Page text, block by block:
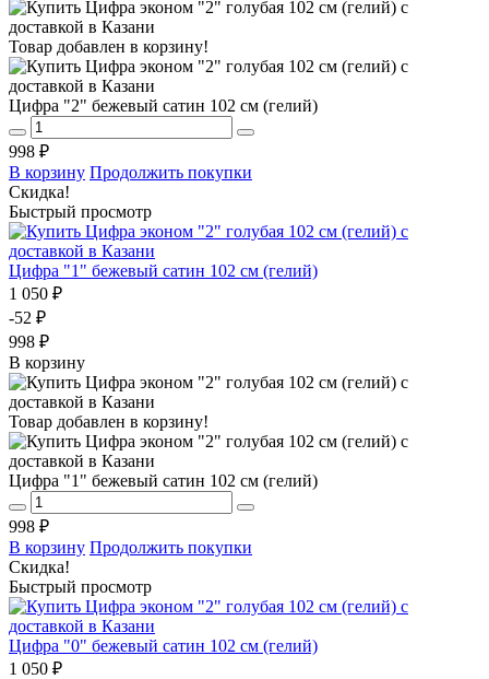
Товар добавлен в корзину!
Цифра "2" бежевый сатин 102 см (гелий)
998 ₽
В корзину Продолжить покупки
Скидка!
Быстрый просмотр
Цифра "1" бежевый сатин 102 см (гелий)
1 050 ₽
-52 ₽
998 ₽
В корзину
Товар добавлен в корзину!
Цифра "1" бежевый сатин 102 см (гелий)
998 ₽
В корзину Продолжить покупки
Скидка!
Быстрый просмотр
Цифра "0" бежевый сатин 102 см (гелий)
1 050 ₽